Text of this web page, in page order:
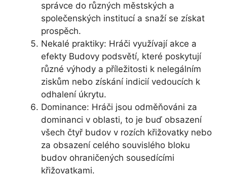
správce do různých městských a
společenských institucí a snaží se získat
prospěch.
Nekalé praktiky: Hráči využívají akce a
efekty Budovy podsvětí, které poskytují
různé výhody a příležitosti k nelegálním
ziskům nebo získání indicií vedoucích k
odhalení úkrytu.
Dominance: Hráči jsou odměňováni za
dominanci v oblasti, to je buď obsazení
všech čtyř budov v rozích křižovatky nebo
za obsazení celého souvislého bloku
budov ohraničených sousedícími
křižovatkami.